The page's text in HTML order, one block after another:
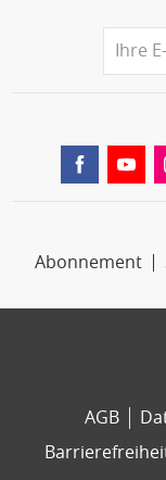
Abonnement
AGB